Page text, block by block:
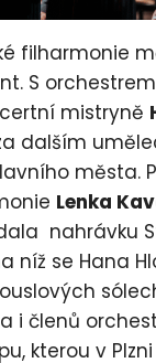
filharmonie
S
mistryně
dalším
města.
Lenka
nahrávku
níž se Hana
i členů
kterou v